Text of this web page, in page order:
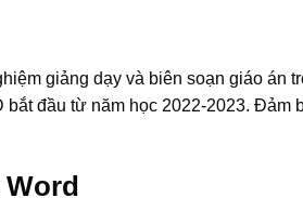
giảng dạy và biên soạn giáo án
bắt đầu từ năm học 2022-2023. Đảm